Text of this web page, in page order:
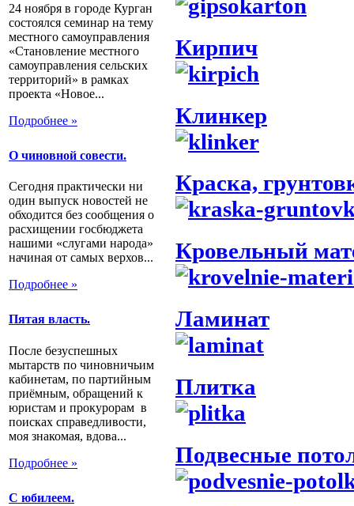
24 ноября в городе Курган
состоялся семинар на тему
местного самоуправления
«Становление местного
самоуправления сельских
территорий» в рамках
проекта «Новое...
Подробнее »
О чиновной совести.
Сегодня практически ни
один выпуск новостей не
обходится без сообщения о
расхищении госбюджета
нашими «слугами народа»
начиная от самых верхов...
Подробнее »
Пятая власть.
После безуспешных
мытарств по чиновничьим
кабинетам, по партийным
приёмным, обращений к
юристам и прокурорам в
поисках справедливости,
моя знакомая, вдова...
Подробнее »
С юбилеем.
Кирпич
Клинкер
Краска,
Кровельный
Ламинат
Плитка
Подвесные